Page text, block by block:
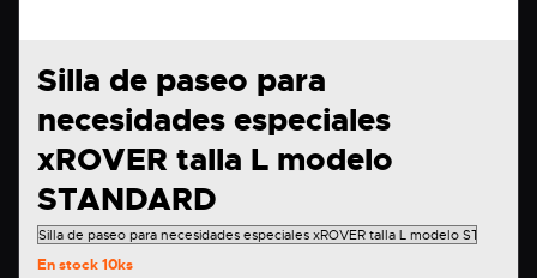
Silla de paseo para
necesidades especiales
xROVER talla L modelo
STANDARD
En stock10ks